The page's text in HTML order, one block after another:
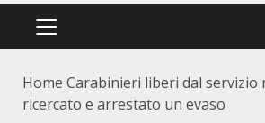
PRIMÄRES
Home Carabinieri liberi dal servizio
ricercato e arrestato un evaso